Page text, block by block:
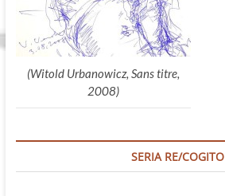
(Witold Urbanowicz, Sans titre,
2008)
SERIA RE/COGITO